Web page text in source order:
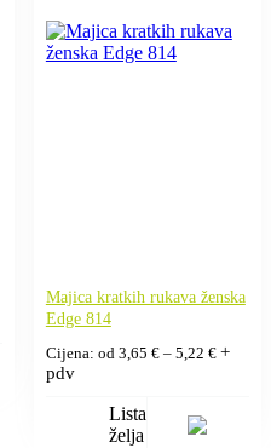
Majica kratkih rukava ženska
Edge 814
Cijena: od 3,65 € – 5,22 €Raspon
+
pdv
Lista
želja